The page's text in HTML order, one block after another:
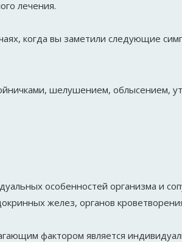
лечения.
когда вы заметили следующие
шелушением, облысением,
особенностей организма и
желез, органов
фактором является